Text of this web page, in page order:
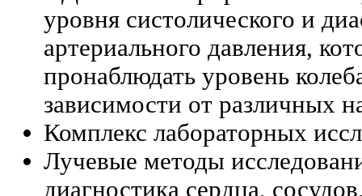
уровня систолического и
артериального давления,
пронаблюдать уровень
зависимости от различных
Комплекс лабораторных
Лучевые методы
диагностика сердца,